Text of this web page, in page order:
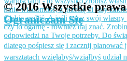
© 2016 Wszystkie
Ograniczam Się